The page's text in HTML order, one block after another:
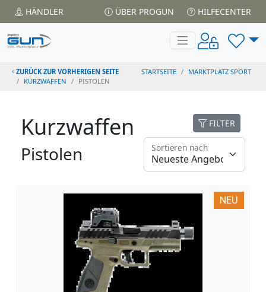
HÄNDLER ÜBER PROGUN HILFECENTER
ZURÜCK ZUR VORHERIGEN SEITE STARTSEITE
MARKTPLATZ SPORT
KURZWAFFEN
PISTOLEN
Kurzwaffen
Pistolen
FILTER
Sortieren nach
NEU